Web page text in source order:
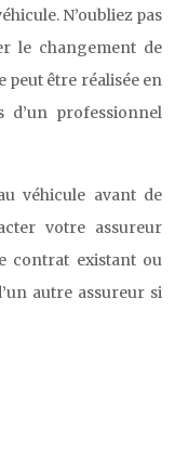
N’oubliez pas
le changement de
peut être réalisée en
d’un professionnel
véhicule avant de
votre assureur
contrat existant ou
autre assureur si